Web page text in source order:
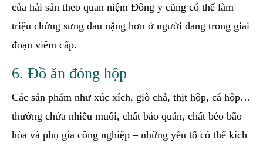
của hải sản theo quan niệm Đông y cũng có thể làm
triệu chứng sưng đau nặng hơn ở người đang trong giai
đoạn viêm cấp.
6. Đồ ăn đóng hộp
Các sản phẩm như xúc xích, giò chả, thịt hộp, cá hộp…
thường chứa nhiều muối, chất bảo quản, chất béo bão
hòa và phụ gia công nghiệp – những yếu tố có thể kích